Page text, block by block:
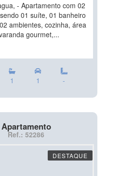
- Apartamento com 02
01 suíte, 01 banheiro
ambientes, cozinha, área
gourmet,...
1 1 -
Apartamento
Ref.: 52286
DESTAQUE